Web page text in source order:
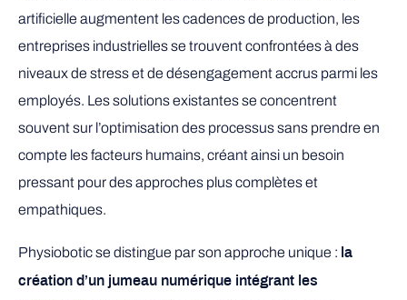
artificielle augmentent les cadences de production, les
entreprises industrielles se trouvent confrontées à des
niveaux de stress et de désengagement accrus parmi les
employés. Les solutions existantes se concentrent
souvent sur l’optimisation des processus sans prendre en
compte les facteurs humains, créant ainsi un besoin
pressant pour des approches plus complètes et
empathiques.
Physiobotic se distingue par son approche unique : la
création d’un jumeau numérique intégrant les